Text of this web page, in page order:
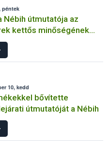
péntek
Nébih útmutatója az
kettős minőségének
10, kedd
bővítette
útmutatóját a Nébih